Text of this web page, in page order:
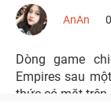
AnAn
Dòng game
Empires sau
thức có mặt trên